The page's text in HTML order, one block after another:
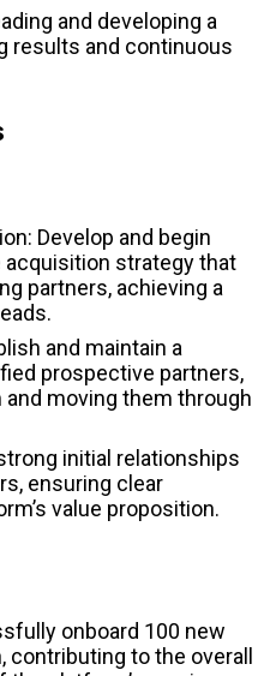
and developing a
results and continuous
Develop and begin
strategy that
partners, achieving a
and maintain a
prospective partners,
moving them through
initial relationships
ensuring clear
value proposition.
onboard 100 new
contributing to the overall